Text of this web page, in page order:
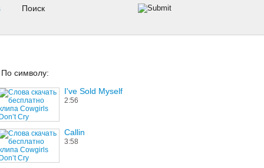
По символу:
I've Sold Myself
2:56
Callin
3:58